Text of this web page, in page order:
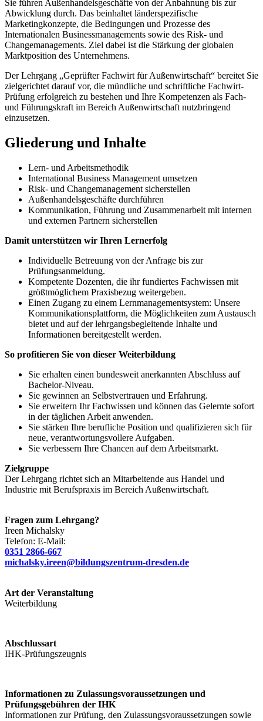
Sie führen Außenhandelsgeschäfte von der Anbahnung bis zur
Abwicklung durch. Das beinhaltet länderspezifische
Marketingkonzepte, die Bedingungen und Prozesse des
Internationalen Businessmanagements sowie des Risk- und
Changemanagements. Ziel dabei ist die Stärkung der globalen
Marktposition des Unternehmens.
Der Lehrgang „Geprüfter Fachwirt für Außenwirtschaft“ bereitet Sie
zielgerichtet darauf vor, die mündliche und schriftliche Fachwirt-
Prüfung erfolgreich zu bestehen und Ihre Kompetenzen als Fach-
und Führungskraft im Bereich Außenwirtschaft nutzbringend
einzusetzen.
Gliederung und Inhalte
Lern- und Arbeitsmethodik
International Business Management umsetzen
Risk- und Changemanagement sicherstellen
Außenhandelsgeschäfte durchführen
Kommunikation, Führung und Zusammenarbeit mit internen
und externen Partnern sicherstellen
Damit unterstützen wir Ihren Lernerfolg
Individuelle Betreuung von der Anfrage bis zur
Prüfungsanmeldung.
Kompetente Dozenten, die ihr fundiertes Fachwissen mit
größtmöglichem Praxisbezug weitergeben.
Einen Zugang zu einem Lernmanagementsystem: Unsere
Kommunikationsplattform, die Möglichkeiten zum Austausch
bietet und auf der lehrgangsbegleitende Inhalte und
Informationen bereitgestellt werden.
So profitieren Sie von dieser Weiterbildung
Sie erhalten einen bundesweit anerkannten Abschluss auf
Bachelor-Niveau.
Sie gewinnen an Selbstvertrauen und Erfahrung.
Sie erweitern Ihr Fachwissen und können das Gelernte sofort
in der täglichen Arbeit anwenden.
Sie stärken Ihre berufliche Position und qualifizieren sich für
neue, verantwortungsvollere Aufgaben.
Sie verbessern Ihre Chancen auf dem Arbeitsmarkt.
Zielgruppe
Der Lehrgang richtet sich an Mitarbeitende aus Handel und
Industrie mit Berufspraxis im Bereich Außenwirtschaft.
Fragen zum Lehrgang?
Ireen Michalsky
Telefon: E-Mail:
0351 2866-667
michalsky.ireen@bildungszentrum-dresden.de
Art der Veranstaltung
Weiterbildung
Abschlussart
IHK-Prüfungszeugnis
Informationen zu Zulassungsvoraussetzungen und
Prüfungsgebühren der IHK
Informationen zur Prüfung, den Zulassungsvoraussetzungen sowie